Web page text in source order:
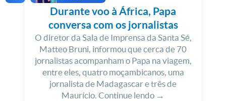
Durante voo à África, Papa
conversa com os jornalistas
O diretor da Sala de Imprensa da Santa Sé,
Matteo Bruni, informou que cerca de 70
jornalistas acompanham o Papa na viagem,
entre eles, quatro moçambicanos, uma
jornalista de Madagascar e três de
Maurício. Continue lendo →